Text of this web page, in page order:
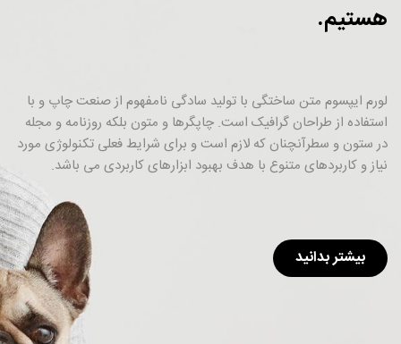
هستیم.
لورم ایپسوم متن ساختگی با تولید سادگی نامفهوم از صنعت چاپ و با
استفاده از طراحان گرافیک است. چاپگرها و متون بلکه روزنامه و مجله
در ستون و سطرآنچنان که لازم است و برای شرایط فعلی تکنولوژی مورد
نیاز و کاربردهای متنوع با هدف بهبود ابزارهای کاربردی می باشد.
بیشتر بدانید